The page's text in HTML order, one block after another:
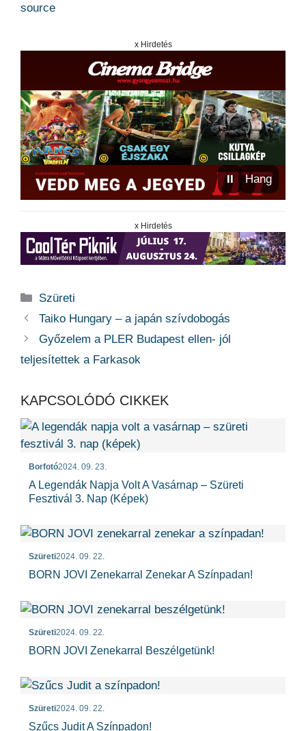
source
x Hirdetés
⏸ Hang
x Hirdetés
Kategória
Szüreti
Taiko Hungary – a japán szívdobogás
Győzelem a PLER Budapest ellen- jól
teljesítettek a Farkasok
KAPCSOLÓDÓ CIKKEK
Borfotó2024. 09. 23.
A Legendák Napja Volt A Vasárnap – Szüreti
Fesztivál 3. Nap (képek)
Szüreti2024. 09. 22.
BORN JOVI Zenekarral Zenekar A Színpadan!
Szüreti2024. 09. 22.
BORN JOVI Zenekarral Beszélgetünk!
Szüreti2024. 09. 22.
Szűcs Judit A Színpadon!